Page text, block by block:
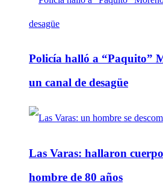
Policía halló a “Paquito”
un canal de desagüe
Las Varas: hallaron
hombre de 80 años